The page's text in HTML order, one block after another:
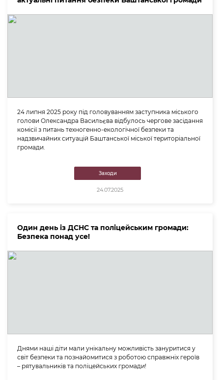
24 липня 2025 року під головуванням заступника міського
голови Олександра Васильєва відбулось чергове засідання
комісії з питань техногенно-екологічної безпеки та
надзвичайних ситуацій Баштанської міської територіальної
громади.
Заходи
24.07.2025
Один день із ДСНС та поліцейським громади:
Безпека понад усе!
Днями наші діти мали унікальну можливість зануритися у
світ безпеки та познайомитися з роботою справжніх героїв
– рятувальників та поліцейських громади!